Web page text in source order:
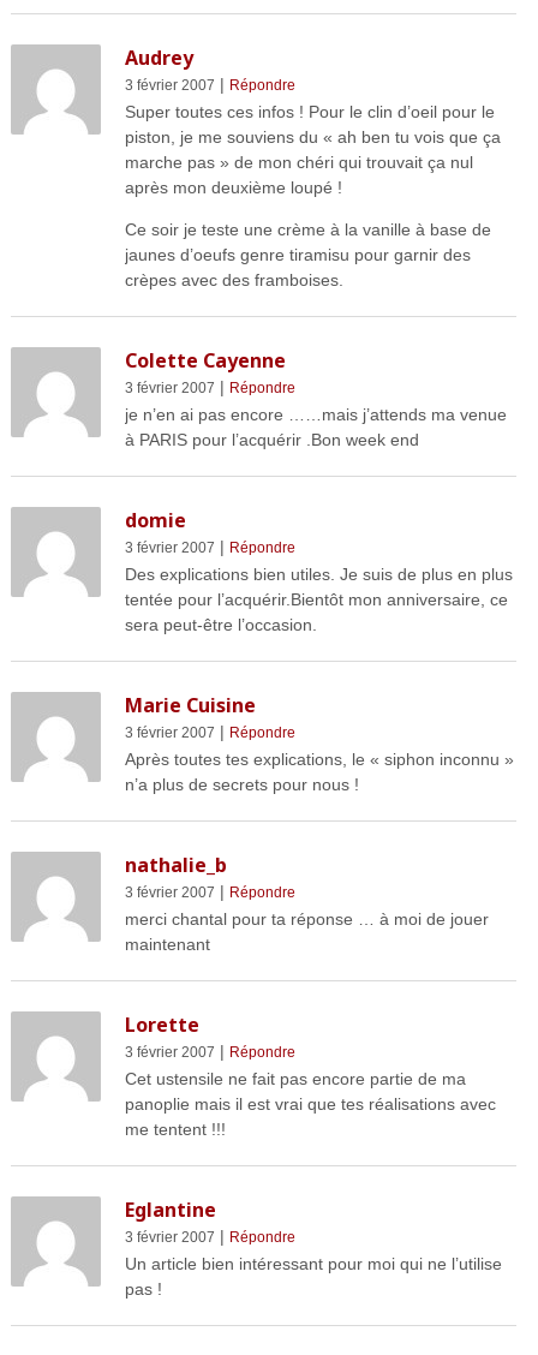
Audrey
3 février 2007 | Répondre
Super toutes ces infos ! Pour le clin d’oeil pour le
piston, je me souviens du « ah ben tu vois que ça
marche pas » de mon chéri qui trouvait ça nul
après mon deuxième loupé !
Ce soir je teste une crème à la vanille à base de
jaunes d’oeufs genre tiramisu pour garnir des
crèpes avec des framboises.
Colette Cayenne
3 février 2007 | Répondre
je n’en ai pas encore ……mais j’attends ma venue
à PARIS pour l’acquérir .Bon week end
domie
3 février 2007 | Répondre
Des explications bien utiles. Je suis de plus en plus
tentée pour l’acquérir.Bientôt mon anniversaire, ce
sera peut-être l’occasion.
Marie Cuisine
3 février 2007 | Répondre
Après toutes tes explications, le « siphon inconnu »
n’a plus de secrets pour nous !
nathalie_b
3 février 2007 | Répondre
merci chantal pour ta réponse … à moi de jouer
maintenant
Lorette
3 février 2007 | Répondre
Cet ustensile ne fait pas encore partie de ma
panoplie mais il est vrai que tes réalisations avec
me tentent !!!
Eglantine
3 février 2007 | Répondre
Un article bien intéressant pour moi qui ne l’utilise
pas !